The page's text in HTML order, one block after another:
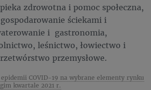
zdrowotna i pomoc społeczna,
ściekami i
i gastronomia,
leśnictwo, łowiectwo i
przemysłowe.
epidemii COVID-19 na wybrane elementy rynku
kwartale 2021 r.